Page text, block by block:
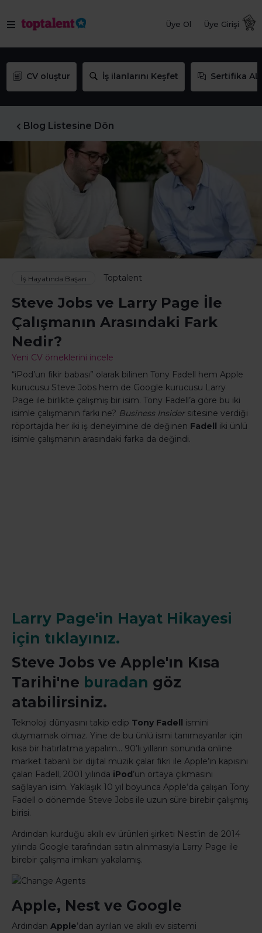
Üye Ol Üye Girişi
CV oluştur İş ilanlarını Keşfet Sertifika AL
Blog Listesine Dön
İş Hayatında Başarı Toptalent
Steve Jobs ve Larry Page İle
Çalışmanın Arasındaki Fark
Nedir?
Yeni CV örneklerini incele
“iPod’un fikir babası” olarak bilinen Tony Fadell hem Apple
kurucusu Steve Jobs hem de Google kurucusu Larry
Page ile birlikte çalışmış bir isim. Tony Fadell’a göre bu iki
isimle çalışmanın farkı ne? Business Insider sitesine verdiği
röportajda her iki iş deneyimine de değinen Fadell iki ünlü
isimle çalışmanın arasındaki farka da değindi.
Larry Page'in Hayat Hikayesi
için tıklayınız.
Steve Jobs ve Apple'ın Kısa
Tarihi'ne buradan göz
atabilirsiniz.
Teknoloji dünyasını takip edip Tony Fadell ismini
duymamak olmaz. Yine de bu ünlü ismi tanımayanlar için
kısa bir hatırlatma yapalım… 90’lı yılların sonunda online
market tabanlı bir dijital müzik çalar fikri ile Apple’ın kapısını
çalan Fadell, 2001 yılında iPod’un ortaya çıkmasını
sağlayan isim. Yaklaşık 10 yıl boyunca Apple‘da çalışan Tony
Fadell o dönemde Steve Jobs ile uzun süre birebir çalışmış
birisi.
Ardından kurduğu akıllı ev ürünleri şirketi Nest’in de 2014
yılında Google tarafından satın alınmasıyla Larry Page ile
birebir çalışma imkanı yakalamış.
Apple, Nest ve Google
Ardından Apple’dan ayrılan ve akıllı ev sistemi